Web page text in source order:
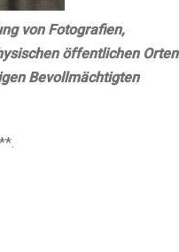
von Fotografien,
öffentlichen Orten
Bevollmächtigten